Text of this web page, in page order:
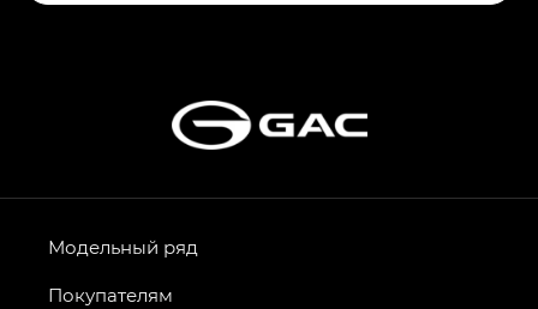
Модельный ряд
Покупателям